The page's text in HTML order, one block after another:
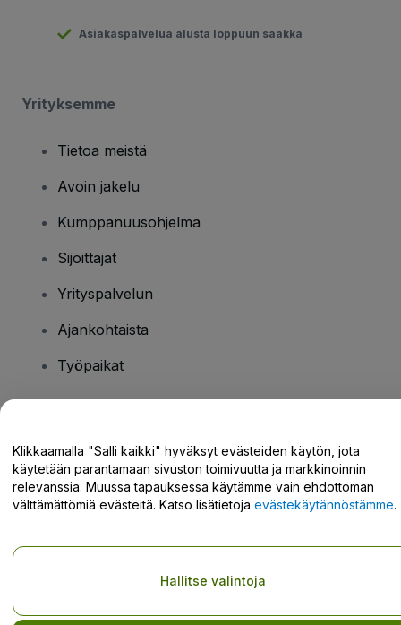
Asiakaspalvelua alusta loppuun saakka
Yrityksemme
Tietoa meistä
Avoin jakelu
Kumppanuusohjelma
Sijoittajat
Yrityspalvelun
Ajankohtaista
Työpaikat
Tukikeskus / Ota meihin yhteyttä
Tekijänoikeus © viagogo GmbH 2026 Yritystiedot
Käyttöehdot
Mobiilitietosuojakäytännön
Klikkaamalla "Salli kaikki" hyväksyt evästeiden käytön, jota
käytetään parantamaan sivuston toimivuutta ja markkinoinnin
relevanssia. Muussa tapauksessa käytämme vain ehdottoman
välttämättömiä evästeitä. Katso lisätietoja evästekäytännöstämme.
Hallitse valintoja